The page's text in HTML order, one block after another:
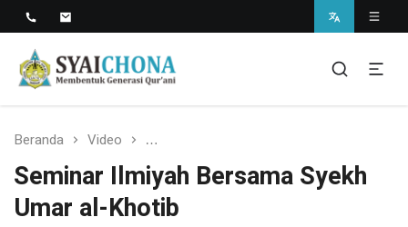
syaichona
Situs Resmi Pondok Pesantren Syaichona
Mohammad Cholil
Beranda Video Seminar Ilmiyah Bersama Syekh Umar
Seminar Ilmiyah Bersama Syekh
Umar al-Khotib